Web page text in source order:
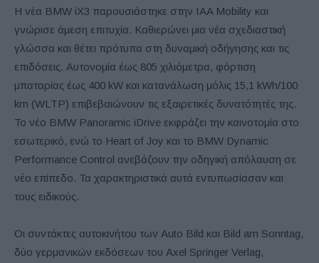
Η νέα BMW iX3 παρουσιάστηκε στην IAA Mobility και
γνώρισε άμεση επιτυχία. Καθιερώνει μια νέα σχεδιαστική
γλώσσα και θέτει πρότυπα στη δυναμική οδήγησης και τις
επιδόσεις. Αυτονομία έως 805 χιλιόμετρα, φόρτιση
μπαταρίας έως 400 kW και κατανάλωση μόλις 15,1 kWh/100
km (WLTP) επιβεβαιώνουν τις εξαιρετικές δυνατότητές της.
Το νέο BMW Panoramic iDrive εκφράζει την καινοτομία στο
εσωτερικό, ενώ το Heart of Joy και το BMW Dynamic
Performance Control ανεβάζουν την οδηγική απόλαυση σε
νέο επίπεδο. Τα χαρακτηριστικά αυτά εντυπωσίασαν και
τους ειδικούς.
Οι συντάκτες αυτοκινήτου των Auto Bild και Bild am Sonntag,
δύο γερμανικών εκδόσεων του Axel Springer Verlag,